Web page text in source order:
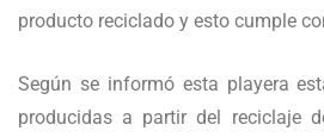
producto reciclado y esto cumple
Según se informó esta playera
producidas a partir del reciclaje